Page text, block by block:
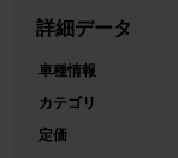
詳細データ
車種情報
カテゴリ
定価